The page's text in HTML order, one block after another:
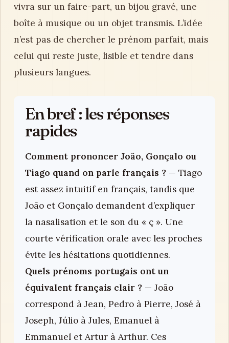
vivra sur un faire-part, un bijou gravé, une
boîte à musique ou un objet transmis. L’idée
n’est pas de chercher le prénom parfait, mais
celui qui reste juste, lisible et tendre dans
plusieurs langues.
En bref : les réponses
rapides
Comment prononcer João, Gonçalo ou
Tiago quand on parle français ? — Tiago
est assez intuitif en français, tandis que
João et Gonçalo demandent d’expliquer
la nasalisation et le son du « ç ». Une
courte vérification orale avec les proches
évite les hésitations quotidiennes.
Quels prénoms portugais ont un
équivalent français clair ? — João
correspond à Jean, Pedro à Pierre, José à
Joseph, Júlio à Jules, Emanuel à
Emmanuel et Artur à Arthur. Ces